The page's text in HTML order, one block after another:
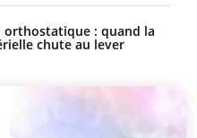
orthostatique : quand la
chute au lever
: une déformation des
aux conséquences